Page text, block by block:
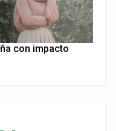
con impacto